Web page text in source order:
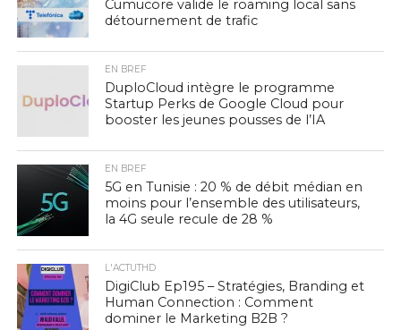
Cumucore valide le roaming local sans
détournement de trafic
EN BREF
DuploCloud intègre le programme
Startup Perks de Google Cloud pour
booster les jeunes pousses de l’IA
EN BREF
5G en Tunisie : 20 % de débit médian en
moins pour l’ensemble des utilisateurs,
la 4G seule recule de 28 %
L'ACTUTHD
DigiClub Ep195 – Stratégies, Branding et
Human Connection : Comment
dominer le Marketing B2B ?